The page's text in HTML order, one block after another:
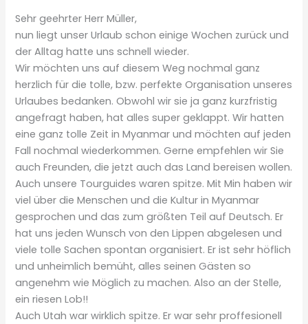
Sehr geehrter Herr Müller,
nun liegt unser Urlaub schon einige Wochen zurück und
der Alltag hatte uns schnell wieder.
Wir möchten uns auf diesem Weg nochmal ganz
herzlich für die tolle, bzw. perfekte Organisation unseres
Urlaubes bedanken. Obwohl wir sie ja ganz kurzfristig
angefragt haben, hat alles super geklappt. Wir hatten
eine ganz tolle Zeit in Myanmar und möchten auf jeden
Fall nochmal wiederkommen. Gerne empfehlen wir Sie
auch Freunden, die jetzt auch das Land bereisen wollen.
Auch unsere Tourguides waren spitze. Mit Min haben wir
viel über die Menschen und die Kultur in Myanmar
gesprochen und das zum größten Teil auf Deutsch. Er
hat uns jeden Wunsch von den Lippen abgelesen und
viele tolle Sachen spontan organisiert. Er ist sehr höflich
und unheimlich bemüht, alles seinen Gästen so
angenehm wie Möglich zu machen. Also an der Stelle,
ein riesen Lob!!
Auch Utah war wirklich spitze. Er war sehr proffesionell